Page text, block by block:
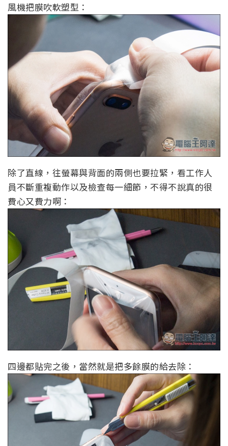
風機把膜吹軟塑型：
除了直線，往螢幕與背面的兩側也要拉緊，看工作人
員不斷重複動作以及檢查每一細節，不得不說真的很
費心又費力啊：
四邊都貼完之後，當然就是把多餘膜的給去除：